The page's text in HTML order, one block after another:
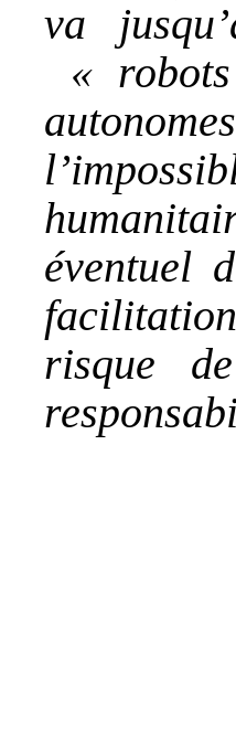
va
«
éventuel
risque